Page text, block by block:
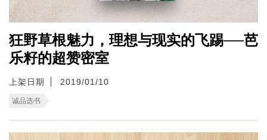
狂野草根魅力，理想与现实的飞踢──芭
乐籽的超赞密室
上架日期 2019/01/10
诚品选书